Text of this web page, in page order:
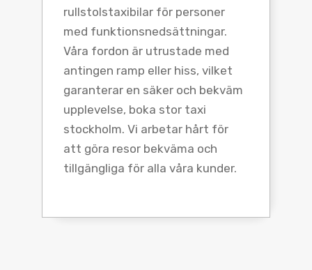
rullstolstaxibilar för personer
med funktionsnedsättningar.
Våra fordon är utrustade med
antingen ramp eller hiss, vilket
garanterar en säker och bekväm
upplevelse, boka stor taxi
stockholm. Vi arbetar hårt för
att göra resor bekväma och
tillgängliga för alla våra kunder.